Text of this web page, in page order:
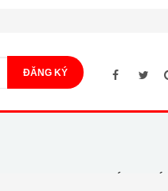
ĐĂNG KÝ